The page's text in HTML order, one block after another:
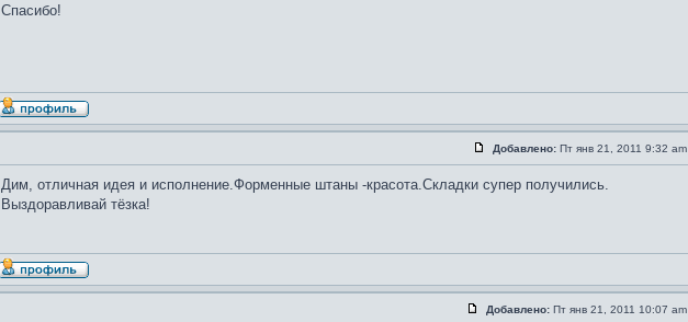
Спасибо!
Добавлено: Пт янв 21, 2011 9:32 am
Дим, отличная идея и исполнение.Форменные штаны -красота.Складки супер получились.
Выздоравливай тёзка!
Добавлено: Пт янв 21, 2011 10:07 am